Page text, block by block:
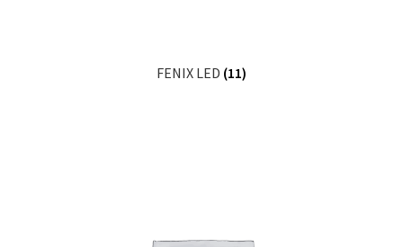
FENIX LED (11)